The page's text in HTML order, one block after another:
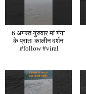
6 अगस्त गुरुवार मां गंगा
के प्रातः कालीन दर्शन
.#follow #viral